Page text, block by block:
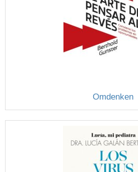
Omdenken